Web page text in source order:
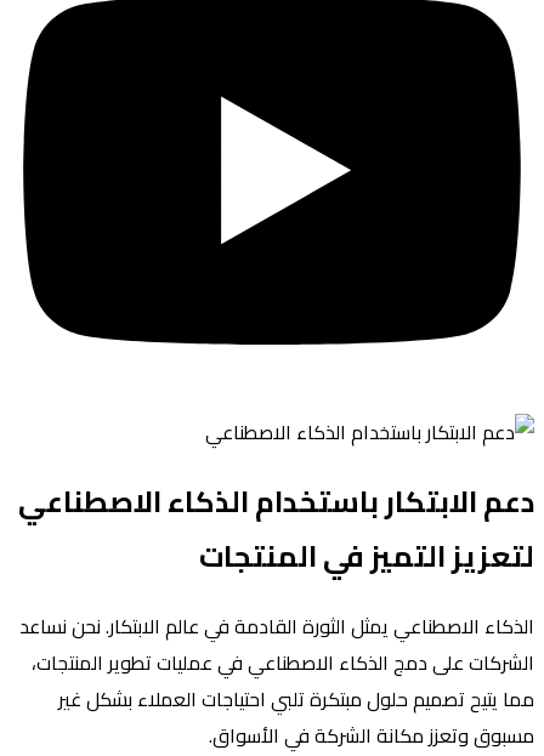
دعم الابتكار باستخدام الذكاء الاصطناعي
لتعزيز التميز في المنتجات
الذكاء الاصطناعي يمثل الثورة القادمة في عالم الابتكار. نحن نساعد
الشركات على دمج الذكاء الاصطناعي في عمليات تطوير المنتجات،
مما يتيح تصميم حلول مبتكرة تلبي احتياجات العملاء بشكل غير
مسبوق وتعزز مكانة الشركة في الأسواق.